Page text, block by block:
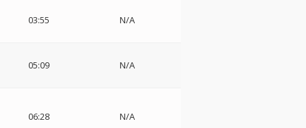
03:55 N/A
05:09 N/A
06:28 N/A